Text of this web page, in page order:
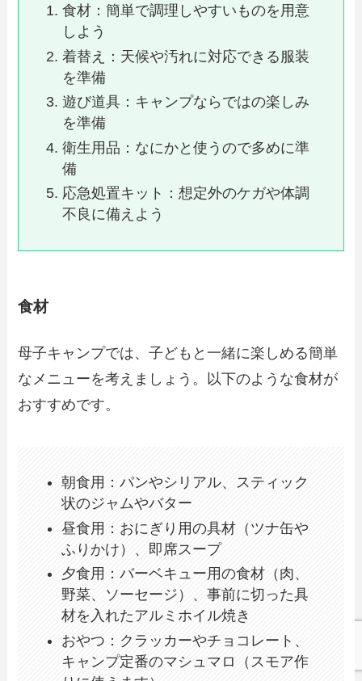
食材：簡単で調理しやすいものを用意
しよう
着替え：天候や汚れに対応できる服装
を準備
遊び道具：キャンプならではの楽しみ
を準備
衛生用品：なにかと使うので多めに準
備
応急処置キット：想定外のケガや体調
不良に備えよう
食材
母子キャンプでは、子どもと一緒に楽しめる簡単
なメニューを考えましょう。以下のような食材が
おすすめです。
朝食用：パンやシリアル、スティック
状のジャムやバター
昼食用：おにぎり用の具材（ツナ缶や
ふりかけ）、即席スープ
夕食用：バーベキュー用の食材（肉、
野菜、ソーセージ）、事前に切った具
材を入れたアルミホイル焼き
おやつ：クラッカーやチョコレート、
キャンプ定番のマシュマロ（スモア作